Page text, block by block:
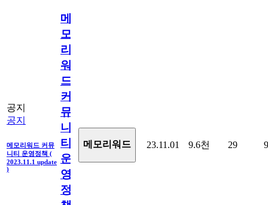
공지
공지
메모리워드 커뮤
니티 운영정책 (
2023.11.1 update
)
메
모
리
워
드
커
뮤
니
티
운
영
정
메모리워드 23.11.01 9.6천 29 9